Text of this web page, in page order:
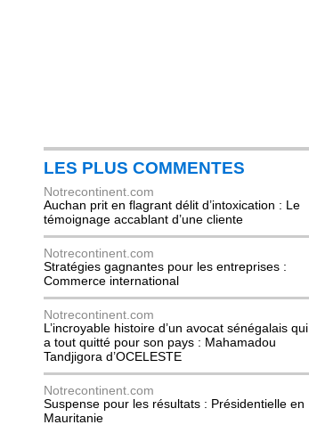
LES PLUS COMMENTES
Notrecontinent.com
Auchan prit en flagrant délit d’intoxication : Le
témoignage accablant d’une cliente
Notrecontinent.com
Stratégies gagnantes pour les entreprises :
Commerce international
Notrecontinent.com
L’incroyable histoire d’un avocat sénégalais qui
a tout quitté pour son pays : Mahamadou
Tandjigora d’OCELESTE
Notrecontinent.com
Suspense pour les résultats : Présidentielle en
Mauritanie